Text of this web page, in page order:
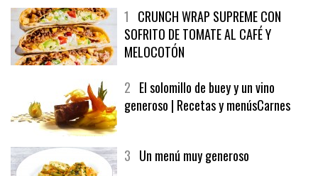
1CRUNCH WRAP SUPREME CON
SOFRITO DE TOMATE AL CAFÉ Y
MELOCOTÓN
2El solomillo de buey y un vino